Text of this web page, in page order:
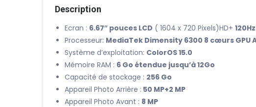
Description
Ecran : 6.67″ pouces LCD ( 1604 x 720 Pixels)HD+ 120Hz
Processeur: MediaTek Dimensity 6300 8 cœurs GPU
Système d’exploitation: ColorOS 15.0
Mémoire RAM : 6 Go étendue jusqu’à 12Go
Capacité de stockage : 256 Go
Appareil Photo Arrière : 50 MP+2 MP
Appareil Photo Avant : 8 MP